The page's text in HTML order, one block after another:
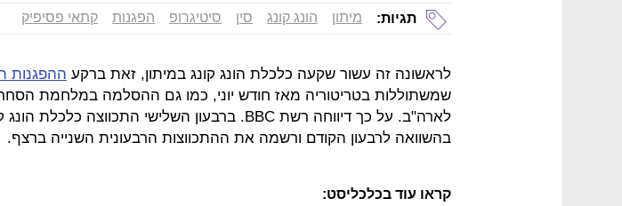
תגיות: מיתון הונג קונג סין סיטיגרופ הפגנות קתאי פסיפיק
לראשונה זה עשור שקעה כלכלת הונג קונג במיתון, זאת ברקע ההפגנות
שמשתוללות בטריטוריה מאז חודש יוני, כמו גם ההסלמה במלחמת הסחר
בהשוואה לרבעון הקודם ורשמה את ההתכווצות הרבעונית השנייה ברצף.
קראו עוד בכלכליסט: